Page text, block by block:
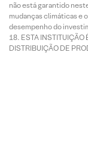
não está garantido
mudanças climáticas e
desempenho do
ESTA INSTITUIÇÃO
DISTRIBUIÇÃO DE